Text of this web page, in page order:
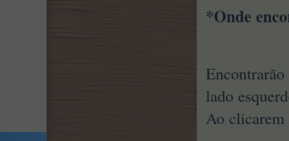
*Onde
lado
Ao clicarem